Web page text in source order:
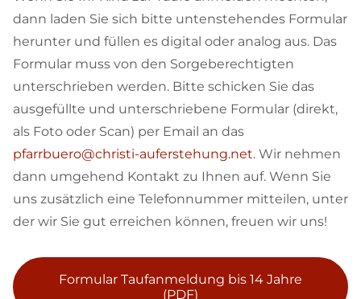
dann laden Sie sich bitte untenstehendes Formular
herunter und füllen es digital oder analog aus. Das
Formular muss von den Sorgeberechtigten
unterschrieben werden. Bitte schicken Sie das
ausgefüllte und unterschriebene Formular (direkt,
als Foto oder Scan) per Email an das
pfarrbuero@christi-auferstehung.net. Wir nehmen
dann umgehend Kontakt zu Ihnen auf. Wenn Sie
uns zusätzlich eine Telefonnummer mitteilen, unter
der wir Sie gut erreichen können, freuen wir uns!
Formular Taufanmeldung bis 14 Jahre
(PDF)